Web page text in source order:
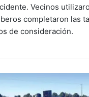
Vecinos
completaron las
de consideración.